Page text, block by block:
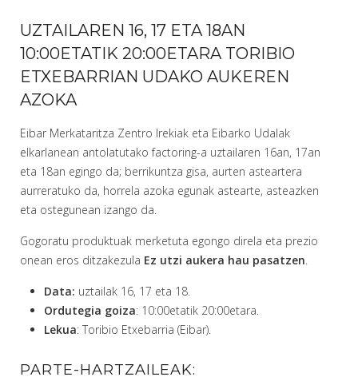
UZTAILAREN 16, 17 ETA 18AN
10:00ETATIK 20:00ETARA TORIBIO
ETXEBARRIAN UDAKO AUKEREN
AZOKA
Eibar Merkataritza Zentro Irekiak eta Eibarko Udalak
elkarlanean antolatutako factoring-a uztailaren 16an, 17an
eta 18an egingo da; berrikuntza gisa, aurten asteartera
aurreratuko da, horrela azoka egunak astearte, asteazken
eta ostegunean izango da.
Gogoratu produktuak merketuta egongo direla eta prezio
onean eros ditzakezula Ez utzi aukera hau pasatzen.
Data: uztailak 16, 17 eta 18.
Ordutegia goiza: 10:00etatik 20:00etara.
Lekua: Toribio Etxebarria (Eibar).
PARTE-HARTZAILEAK: